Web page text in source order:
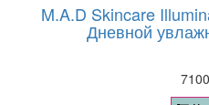
M.A.D Skincare
Дневной